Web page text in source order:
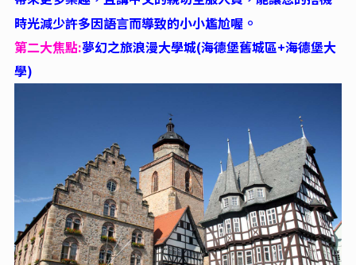
時光減少許多因語言而導致的小小尷尬喔。
第二大焦點:夢幻之旅浪漫大學城(海德堡舊城區+海德堡大
學)